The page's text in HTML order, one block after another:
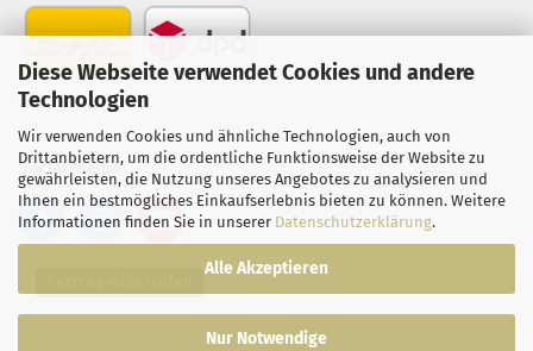
Diese Webseite verwendet Cookies und andere
Technologien
Wir verwenden Cookies und ähnliche Technologien, auch von
Drittanbietern, um die ordentliche Funktionsweise der Website zu
gewährleisten, die Nutzung unseres Angebotes zu analysieren und
Ihnen ein bestmögliches Einkaufserlebnis bieten zu können. Weitere
Informationen finden Sie in unserer Datenschutzerklärung.
Alle Akzeptieren
Nur Notwendige
Social Media